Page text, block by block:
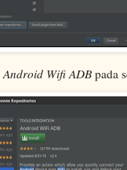
Android Wifi ADB pada